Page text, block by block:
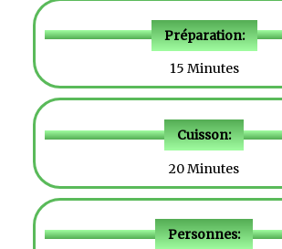
Préparation:
15 Minutes
Cuisson:
20 Minutes
Personnes: